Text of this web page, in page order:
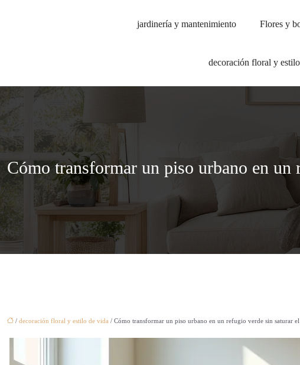
Flores y
jardinería y mantenimiento
decoración floral y
Cómo transformar un piso urbano en un
/ decoración floral y estilo de vida / Cómo transformar un piso urbano en un refugio verde sin saturar el